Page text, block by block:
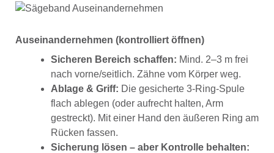
Auseinandernehmen (kontrolliert öffnen)
Sicheren Bereich schaffen: Mind. 2–3 m frei
nach vorne/seitlich. Zähne vom Körper weg.
Ablage & Griff: Die gesicherte 3-Ring-Spule
flach ablegen (oder aufrecht halten, Arm
gestreckt). Mit einer Hand den äußeren Ring am
Rücken fassen.
Sicherung lösen – aber Kontrolle behalten: